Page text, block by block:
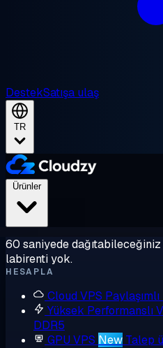
DestekSatışa ulaş
TR
Ürünler
60 saniyede
labirenti yok.
HESAPLA
Cloud VPS
Yüksek Performanslı
DDR5
GPU VPS New Talep